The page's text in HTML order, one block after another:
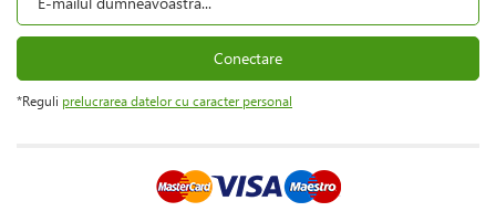
Conectare
*Reguli prelucrarea datelor cu caracter personal